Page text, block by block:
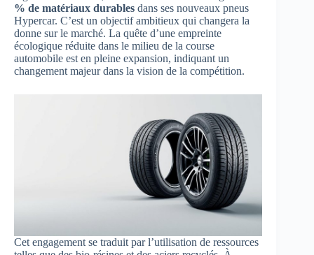
% de matériaux durables dans ses nouveaux pneus
Hypercar. C’est un objectif ambitieux qui changera la
donne sur le marché. La quête d’une empreinte
écologique réduite dans le milieu de la course
automobile est en pleine expansion, indiquant un
changement majeur dans la vision de la compétition.
Cet engagement se traduit par l’utilisation de ressources